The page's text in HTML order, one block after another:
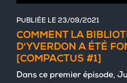
PUBLIÉE LE 23/09/2021
COMMENT LA
D'YVERDON A ÉTÉ
[COMPACTUS #1]
Dans ce premier épisode,